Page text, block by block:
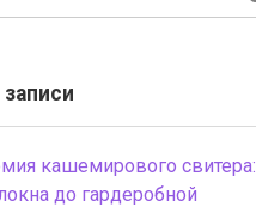
кашемирового свитера:
до гардеробной